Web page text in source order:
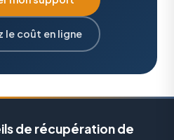
le coût en ligne
de récupération de